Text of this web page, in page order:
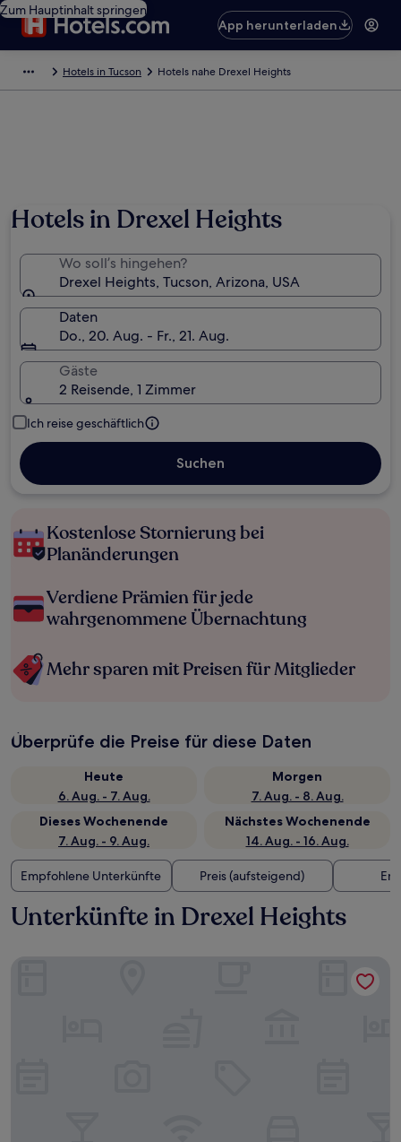
Zum Hauptinhalt springen
App herunterladen
Hotels in Tucson Hotels nahe Drexel Heights
Hotels in Drexel Heights
Wo soll’s hingehen?
Drexel Heights, Tucson, Arizona, USA
Daten
Do., 20. Aug. - Fr., 21. Aug.
Gäste
2 Reisende, 1 Zimmer
Ich reise geschäftlich
Suchen
Kostenlose Stornierung bei
Planänderungen
Verdiene Prämien für jede
wahrgenommene Übernachtung
Mehr sparen mit Preisen für Mitglieder
Überprüfe die Preise für diese Daten
Heute
6. Aug. - 7. Aug.
Morgen
7. Aug. - 8. Aug.
Dieses Wochenende
7. Aug. - 9. Aug.
Nächstes Wochenende
14. Aug. - 16. Aug.
Empfohlene Unterkünfte Preis (aufsteigend)
Unterkünfte in Drexel Heights